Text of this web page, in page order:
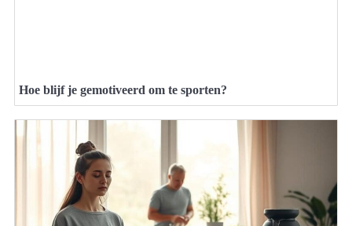
Hoe blijf je gemotiveerd om te sporten?